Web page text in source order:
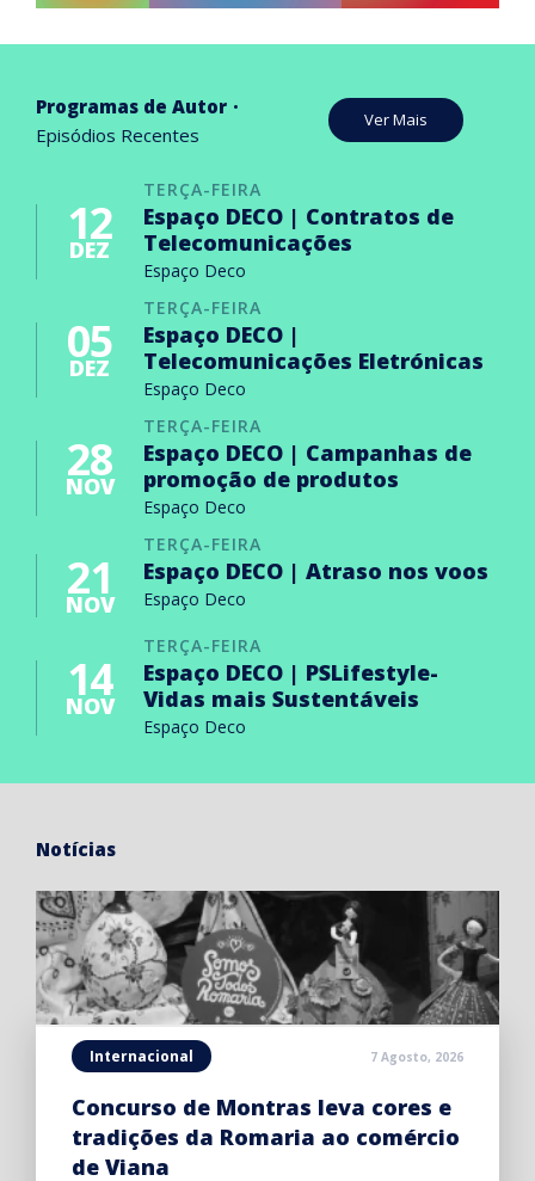
Programas de Autor
Episódios Recentes
Ver Mais
TERÇA-FEIRA
12
DEZ
Espaço DECO | Contratos de
Telecomunicações
Espaço Deco
TERÇA-FEIRA
05
DEZ
Espaço DECO |
Telecomunicações Eletrónicas
Espaço Deco
TERÇA-FEIRA
28
NOV
Espaço DECO | Campanhas de
promoção de produtos
Espaço Deco
TERÇA-FEIRA
21
NOV
Espaço DECO | Atraso nos voos
Espaço Deco
TERÇA-FEIRA
14
NOV
Espaço DECO | PSLifestyle-
Vidas mais Sustentáveis
Espaço Deco
Notícias
Internacional 7 Agosto, 2026
Concurso de Montras leva cores e
tradições da Romaria ao comércio
de Viana